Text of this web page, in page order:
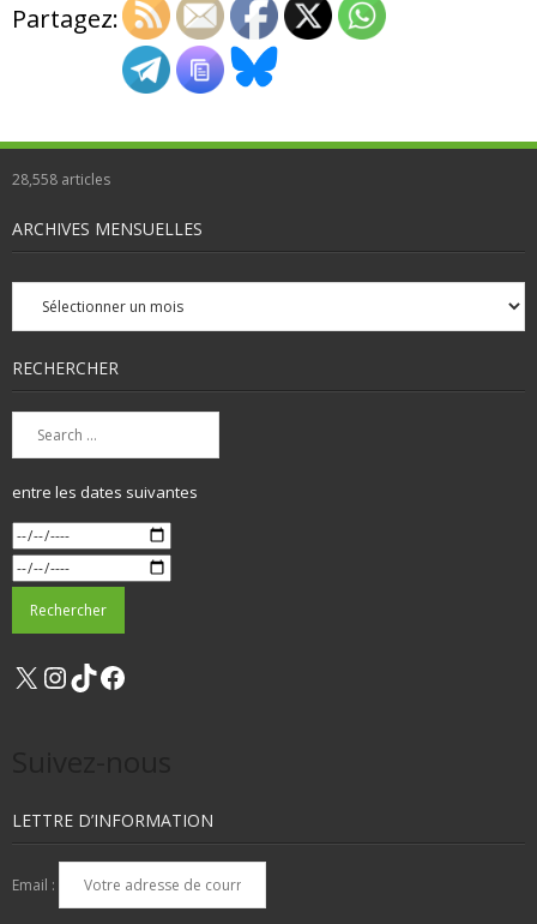
Partagez:
28,558 articles
ARCHIVES MENSUELLES
Archives
mensuelles
RECHERCHER
entre les dates suivantes
X Instagram
TikTok
LETTRE D’INFORMATION
Email :